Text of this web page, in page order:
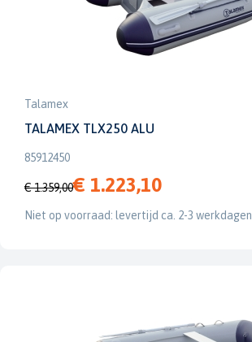
Talamex
TALAMEX TLX250 ALU
85912450
€ 1.359,00€ 1.223,10
Niet op voorraad: levertijd ca. 2-3 werkdagen